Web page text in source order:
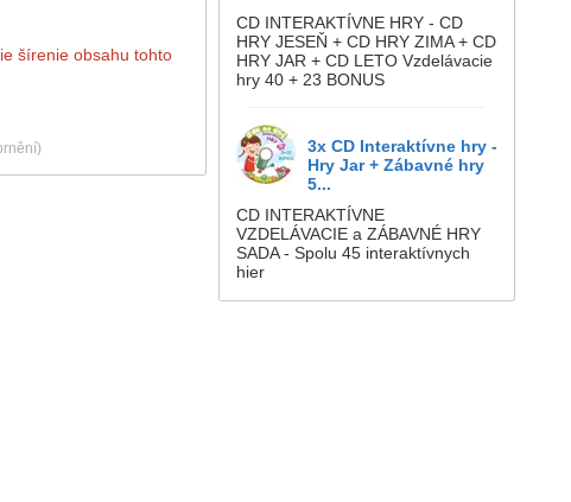
CD INTERAKTÍVNE HRY - CD
HRY JESEŇ + CD HRY ZIMA + CD
HRY JAR + CD LETO Vzdelávacie
hry 40 + 23 BONUS
3x CD Interaktívne hry -
Hry Jar + Zábavné hry
5...
CD INTERAKTÍVNE
VZDELÁVACIE a ZÁBAVNÉ HRY
SADA - Spolu 45 interaktívnych
hier
šírenie obsahu tohto